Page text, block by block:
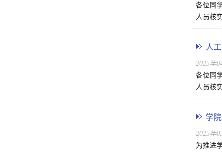
各位同
人员核
人
2025年
各位同
人员核
学
2025年
为推进